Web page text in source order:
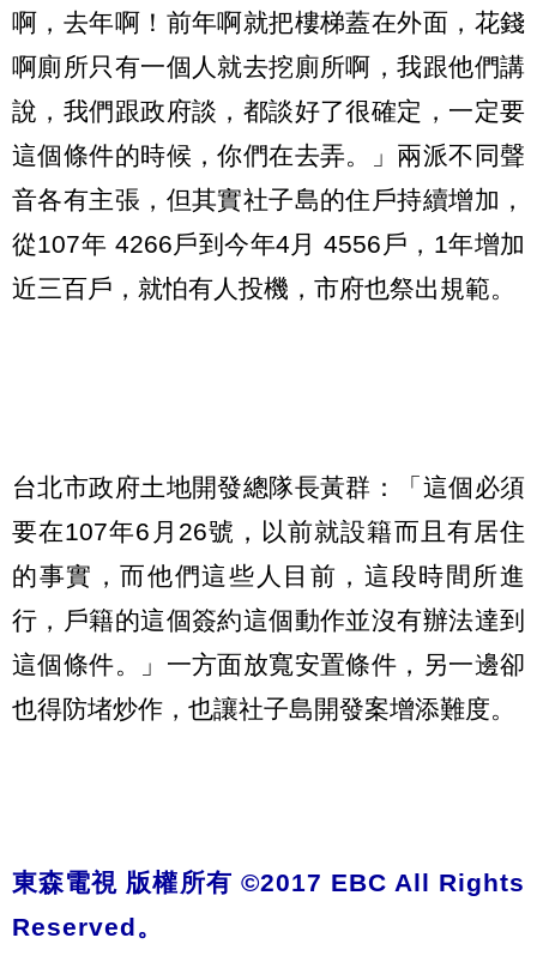
啊，去年啊！前年啊就把樓梯蓋在外面，花錢
啊廁所只有一個人就去挖廁所啊，我跟他們講
說，我們跟政府談，都談好了很確定，一定要
這個條件的時候，你們在去弄。」兩派不同聲
音各有主張，但其實社子島的住戶持續增加，
從107年 4266戶到今年4月 4556戶，1年增加
近三百戶，就怕有人投機，市府也祭出規範。
台北市政府土地開發總隊長黃群：「這個必須
要在107年6月26號，以前就設籍而且有居住
的事實，而他們這些人目前，這段時間所進
行，戶籍的這個簽約這個動作並沒有辦法達到
這個條件。」一方面放寬安置條件，另一邊卻
也得防堵炒作，也讓社子島開發案增添難度。
東森電視 版權所有 ©2017 EBC All Rights
Reserved。